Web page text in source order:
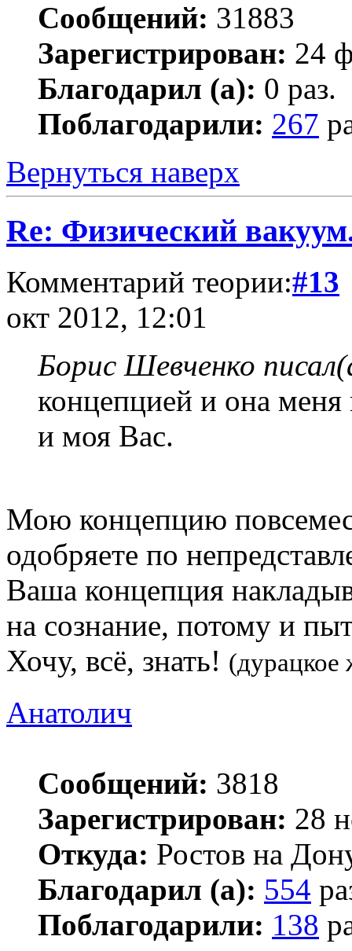
Сообщений: 31883
Зарегистрирован: 24
Благодарил (а): 0 раз.
Поблагодарили: 267
Вернуться наверх
Re: Физический
Комментарий теории:#13
окт 2012, 12:01
Борис Шевченко
концепцией и она меня
и моя Вас.
Мою концепцию
одобряете по
Ваша концепция
на сознание, потому и
Хочу, всё, знать! (дурацкое
Анатолич
Сообщений: 3818
Зарегистрирован: 28
Откуда: Ростов на
Благодарил (а): 554
Поблагодарили: 138